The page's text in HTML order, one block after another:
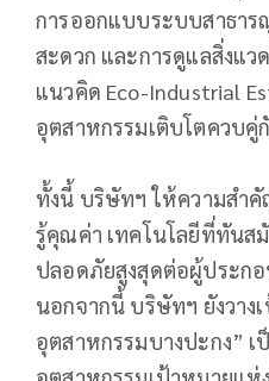
การออกแบบระบบสาธาร
สะดวก และการดูแลสิ่งแ
แนวคิด Eco-Industrial
อุตสาหกรรมเติบโตควบ
ทั้งนี้ บริษัทฯ ให้ความสำ
รู้คุณค่า เทคโนโลยีที่ทันส
ปลอดภัยสูงสุดต่อผู้ประก
นอกจากนี้ บริษัทฯ ยังวาง
อุตสาหกรรมบางปะกง”